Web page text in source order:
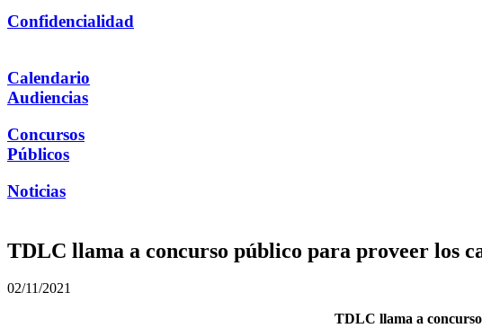
Confidencialidad
Calendario
Audiencias
Concursos
Públicos
Noticias
TDLC llama a concurso público para proveer los
02/11/2021
TDLC llama a